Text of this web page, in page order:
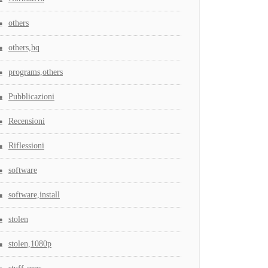
others
others,hq
programs,others
Pubblicazioni
Recensioni
Riflessioni
software
software,install
stolen
stolen,1080p